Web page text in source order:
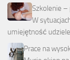
Szkolenie –
W
umiejętność
Prace na